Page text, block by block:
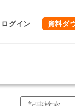
ログイン 資料ダ